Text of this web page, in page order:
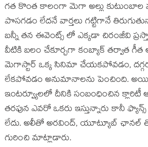
గత కొంత కాలంగా మెగా అల్లు కుటుంబాల
పొసగడం లేదనే వార్తలు గట్టిగానే
బన్నీ తన ఈవెంట్స్ లో ఎక్కడా చిరంజీవి
వీటికి బలం చేకూర్చగా కంబ్యాక్ తర్వాత గీత
మెగాస్టార్ ఒక్క సినిమా చేయకపోవడం,
లేకపోవడం అనుమానాలను పెంచింది. అయినా
ఇంటర్వ్యూలలో దీనికి సంబంధించిన
తరఫున ఎవరో ఒకరు ఇస్తున్నారు కానీ
లేదు. అలీతో అరవింద్, యూట్యూబ్ ఛానల్
గురించి మాట్లాడారు.